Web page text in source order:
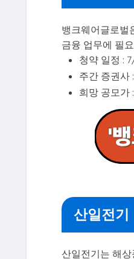
뱅크웨어글로벌
금융 업무에 필
청약 일정 :
주간 증권사
희망 공모가
산일전기
산일전기는 해